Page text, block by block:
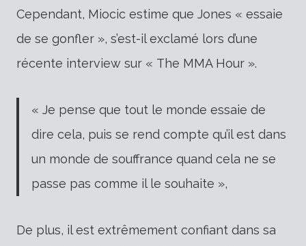
Cependant, Miocic estime que Jones « essaie
de se gonfler », s’est-il exclamé lors d’une
récente interview sur « The MMA Hour ».
« Je pense que tout le monde essaie de
dire cela, puis se rend compte qu’il est dans
un monde de souffrance quand cela ne se
passe pas comme il le souhaite »,
De plus, il est extrêmement confiant dans sa